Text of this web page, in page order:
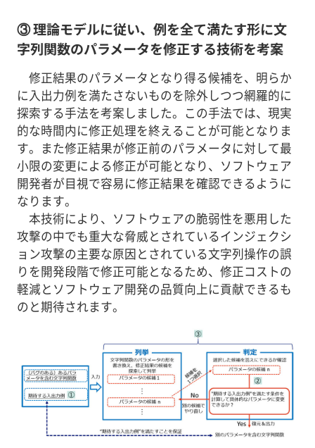
③ 理論モデルに従い、例を全て満たす形に文
字列関数のパラメータを修正する技術を考案
修正結果のパラメータとなり得る候補を、明らか
に入出力例を満たさないものを除外しつつ網羅的に
探索する手法を考案しました。この手法では、現実
的な時間内に修正処理を終えることが可能となりま
す。また修正結果が修正前のパラメータに対して最
小限の変更による修正が可能となり、ソフトウェア
開発者が目視で容易に修正結果を確認できるように
なります。
本技術により、ソフトウェアの脆弱性を悪用した
攻撃の中でも重大な脅威とされているインジェクシ
ョン攻撃の主要な原因とされている文字列操作の誤
りを開発段階で修正可能となるため、修正コストの
軽減とソフトウェア開発の品質向上に貢献できるも
のと期待されます。